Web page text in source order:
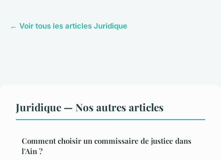
← Voir tous les articles Juridique
Juridique — Nos autres articles
Comment choisir un commissaire de justice dans
l'Ain ?